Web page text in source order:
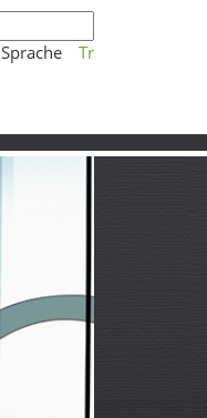
Sprache Tr